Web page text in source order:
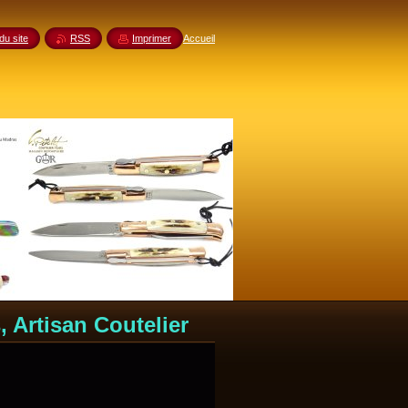
Artisan Coutelier
Accueil
site RSS Imprimer